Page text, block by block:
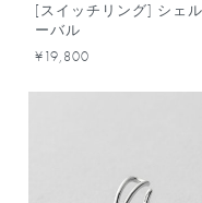
[スイッチリング] シェ
ーバル
¥19,800